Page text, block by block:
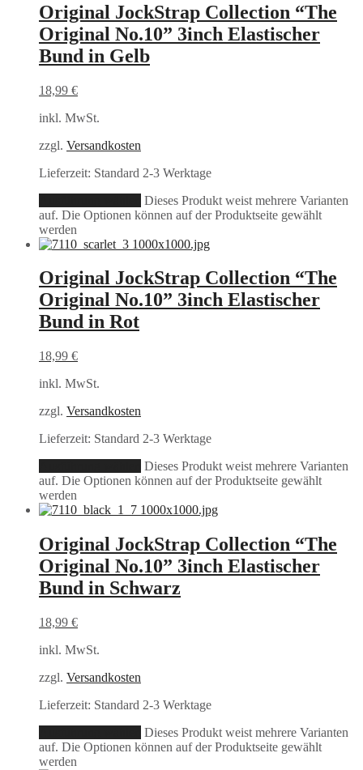
Original JockStrap Collection “The
Original No.10” 3inch Elastischer
Bund in Gelb
18,99 €
inkl. MwSt.
zzgl. Versandkosten
Lieferzeit: Standard 2-3 Werktage
Dieses Produkt weist mehrere Varianten
auf. Die Optionen können auf der Produktseite gewählt
werden
Original JockStrap Collection “The
Original No.10” 3inch Elastischer
Bund in Rot
18,99 €
inkl. MwSt.
zzgl. Versandkosten
Lieferzeit: Standard 2-3 Werktage
Dieses Produkt weist mehrere Varianten
auf. Die Optionen können auf der Produktseite gewählt
werden
Original JockStrap Collection “The
Original No.10” 3inch Elastischer
Bund in Schwarz
18,99 €
inkl. MwSt.
zzgl. Versandkosten
Lieferzeit: Standard 2-3 Werktage
Dieses Produkt weist mehrere Varianten
auf. Die Optionen können auf der Produktseite gewählt
werden